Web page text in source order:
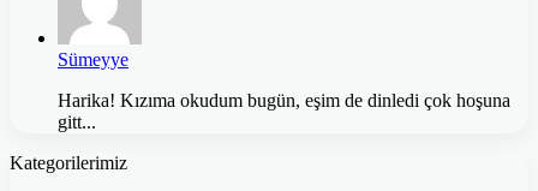
Sümeyye
Harika! Kızıma okudum bugün, eşim de dinledi çok hoşuna
gitt...
Kategorilerimiz